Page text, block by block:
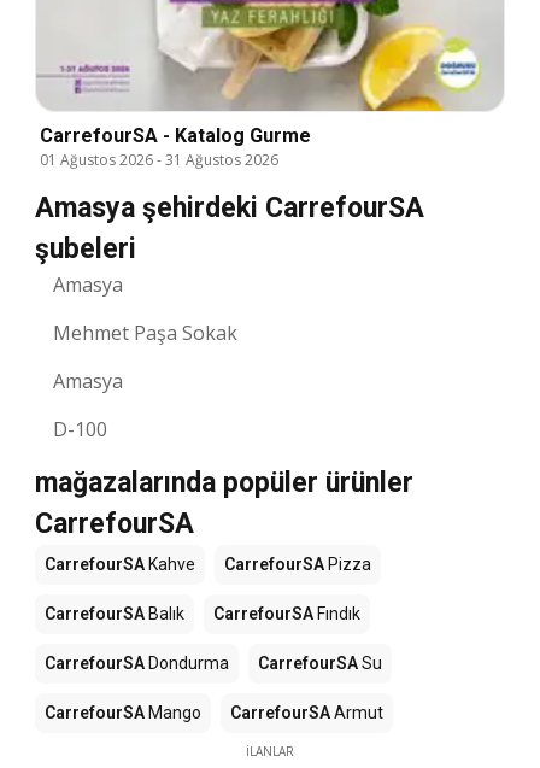
CarrefourSA - Katalog Gurme
01 Ağustos 2026-31 Ağustos 2026
Amasya şehirdeki CarrefourSA
şubeleri
Amasya
Mehmet Paşa Sokak
Amasya
D-100
mağazalarında popüler ürünler
CarrefourSA
CarrefourSA Kahve CarrefourSA Pizza
CarrefourSA Balık CarrefourSA Fındık
CarrefourSA Dondurma CarrefourSASu
CarrefourSA Mango CarrefourSAArmut
İLANLAR